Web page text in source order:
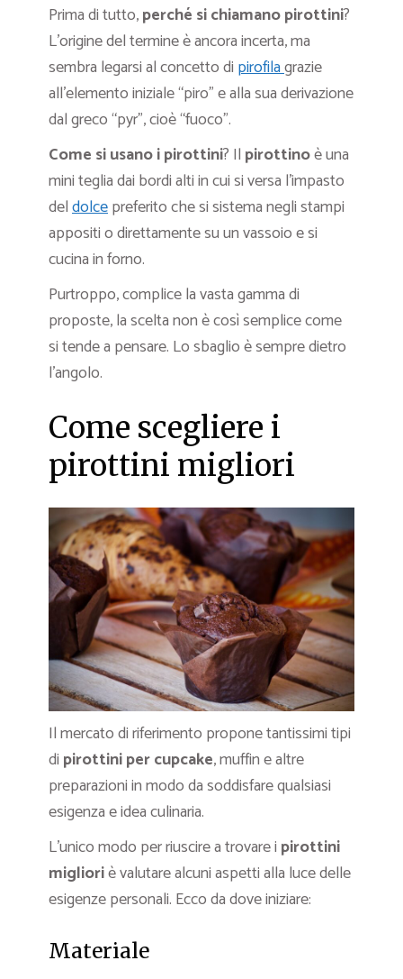
Prima di tutto,perché si chiamano pirottini?
L’origine del termine è ancora incerta, ma
sembra legarsi al concetto di pirofilagrazie
all’elemento iniziale “piro” e alla sua derivazione
dal greco “pyr”, cioè “fuoco”.
Come si usano i pirottini? Il pirottinoè una
mini teglia dai bordi alti in cui si versa l’impasto
deldolcepreferito che si sistema negli stampi
appositi o direttamente su un vassoio e si
cucina in forno.
Purtroppo, complice la vasta gamma di
proposte, la scelta non è così semplice come
si tende a pensare. Lo sbaglio è sempre dietro
l’angolo.
Come scegliere i
pirottini migliori
Il mercato di riferimento propone tantissimi tipi
di pirottini per cupcake, muffin e altre
preparazioni in modo da soddisfare qualsiasi
esigenza e idea culinaria.
L’unico modo per riuscire a trovare i pirottini
miglioriè valutare alcuni aspetti alla luce delle
esigenze personali. Ecco da dove iniziare:
Materiale